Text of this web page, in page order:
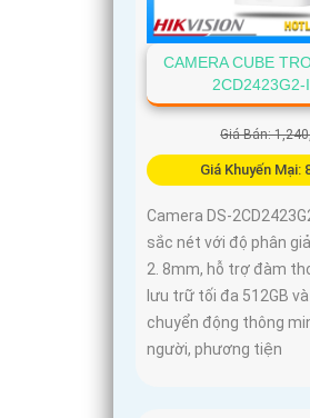
CAMERA CUBE
2CD2423G2-
Giá Bán:
Giá Khuyến Mại:
Camera DS-
sắc nét với độ phân
2. 8mm, hỗ trợ đàm
lưu trữ tối đa 512GB
chuyển động thông
người, phương tiện